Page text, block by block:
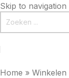
Skip to navigation
Home » Winkelen